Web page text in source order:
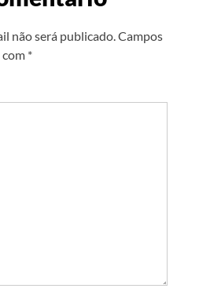
não será publicado. Campos
*